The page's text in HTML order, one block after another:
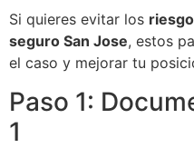
Si quieres evitar los
seguro San Jose, estos
el caso y mejorar tu
Paso 1:
1